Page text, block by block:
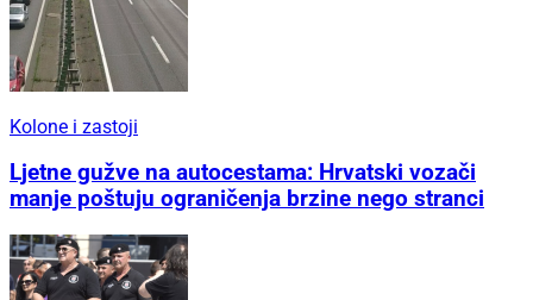
Kolone i zastoji
Ljetne gužve na autocestama: Hrvatski vozači
manje poštuju ograničenja brzine nego stranci